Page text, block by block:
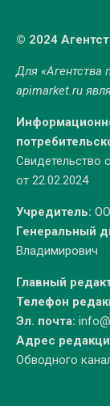
© 2024
Для «Агентства
apimarket.ru
от 22.02.2024
Учредитель:
Генеральный
Владимирович
Главный
Телефон
Эл. почта:
Адрес
Обводного